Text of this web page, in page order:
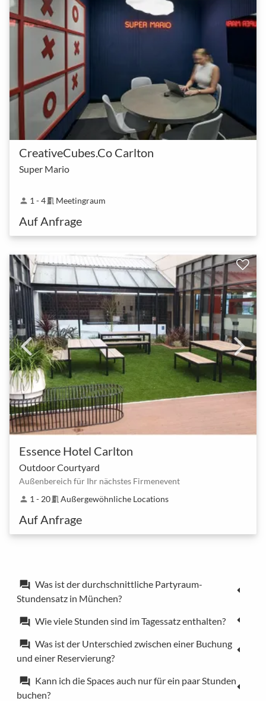
CreativeCubes.Co Carlton
Super Mario
person 1 - 4meeting_room Meetingraum
Auf Anfrage
Essence Hotel Carlton
Outdoor Courtyard
Außenbereich für Ihr nächstes Firmenevent
person 1 - 20meeting_room Außergewöhnliche Locations
Auf Anfrage
forum Was ist der durchschnittliche Partyraum-
Stundensatz in München?
forum Wie viele Stunden sind im Tagessatz enthalten?
forum Was ist der Unterschied zwischen einer Buchung
und einer Reservierung?
forum Kann ich die Spaces auch nur für ein paar Stunden
buchen?